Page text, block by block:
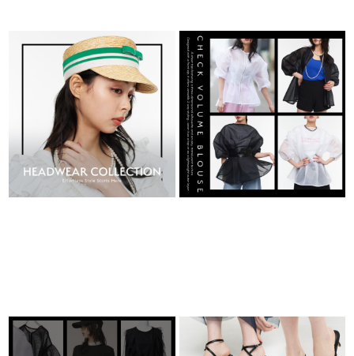
夏のスタイリングを完成させる、今
シーズン注目の帽子
2026.05.14
CHECK VOLUME BLOUSE
2026.04.15
TOPICS
THE BLACK EDIT
STEP INTO EDGE